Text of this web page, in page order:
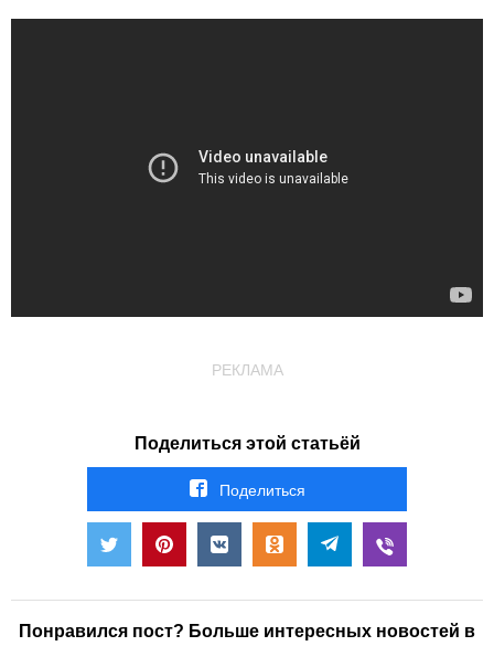
РЕКЛАМА
Поделиться этой статьёй
Поделиться
Понравился пост? Больше интересных новостей в